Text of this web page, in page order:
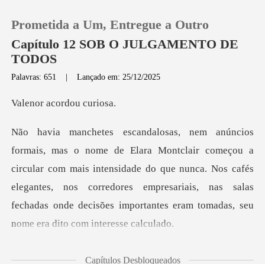
Histórico
Sair
Baixar App
Prometida a Um, Entregue a Outro
Capítulo 12 SOB O JULGAMENTO DE
TODOS
Palavras: 651 |Lançado em: 25/12/2025
acordou
ircular com mais intensidade do que nunca. Nos cafés
elegantes, nos corredores empresariais, nas
Capítulos Desbloqueados